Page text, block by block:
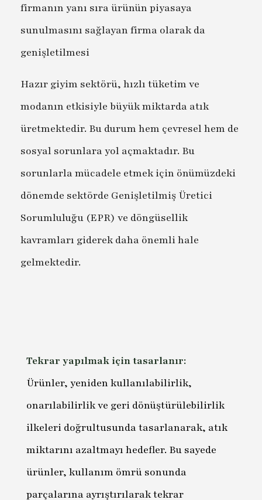
firmanın yanı sıra ürünün piyasaya
sunulmasını sağlayan firma olarak da
genişletilmesi
Hazır giyim sektörü, hızlı tüketim ve
modanın etkisiyle büyük miktarda atık
üretmektedir. Bu durum hem çevresel hem de
sosyal sorunlara yol açmaktadır. Bu
sorunlarla mücadele etmek için önümüzdeki
dönemde sektörde Genişletilmiş Üretici
Sorumluluğu (EPR) ve döngüsellik
kavramları giderek daha önemli hale
gelmektedir.
Tekrar yapılmak için tasarlanır:
Ürünler, yeniden kullanılabilirlik,
onarılabilirlik ve geri dönüştürülebilirlik
ilkeleri doğrultusunda tasarlanarak, atık
miktarını azaltmayı hedefler. Bu sayede
ürünler, kullanım ömrü sonunda
parçalarına ayrıştırılarak tekrar